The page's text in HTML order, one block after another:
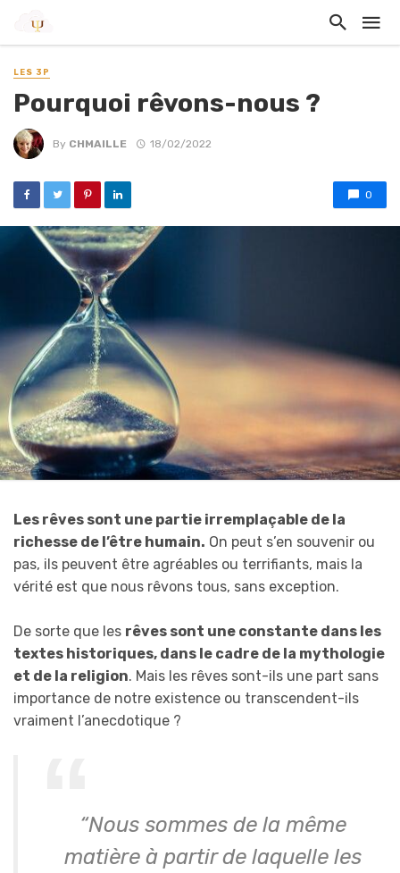
LES 3P
Pourquoi rêvons-nous ?
By CHMAILLE 18/02/2022
0
Les rêves sont une partie irremplaçable de la
richesse de l’être humain. On peut s’en souvenir ou
pas, ils peuvent être agréables ou terrifiants, mais la
vérité est que nous rêvons tous, sans exception.
De sorte que les rêves sont une constante dans les
textes historiques, dans le cadre de la mythologie
et de la religion. Mais les rêves sont-ils une part sans
importance de notre existence ou transcendent-ils
vraiment l’anecdotique ?
“Nous sommes de la même
matière à partir de laquelle les